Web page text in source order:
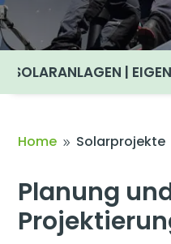
SOLARANLAGEN |
Home 9 Solarprojekte
Planung